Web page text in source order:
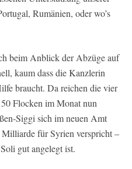
Rumänien, oder wo’s
beim Anblick der Abzüge auf
kaum dass die Kanzlerin
braucht. Da reichen die vier
Flocken im Monat nun
Siggi sich im neuen Amt
für Syrien verspricht –
gut angelegt ist.